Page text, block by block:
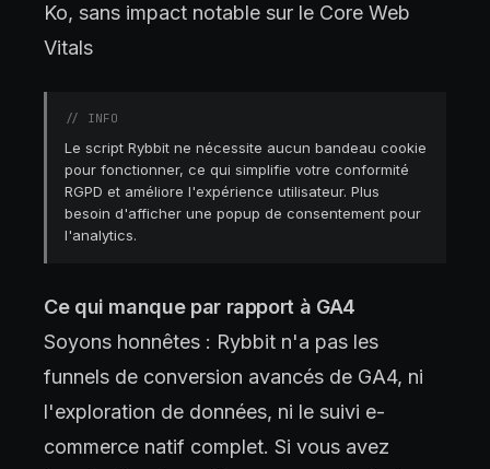
Ko, sans impact notable sur le Core Web
Vitals
// INFO
Le script Rybbit ne nécessite aucun bandeau cookie
pour fonctionner, ce qui simplifie votre conformité
RGPD et améliore l'expérience utilisateur. Plus
besoin d'afficher une popup de consentement pour
l'analytics.
Ce qui manque par rapport à GA4
Soyons honnêtes : Rybbit n'a pas les
funnels de conversion avancés de GA4, ni
l'exploration de données, ni le suivi e-
commerce natif complet. Si vous avez